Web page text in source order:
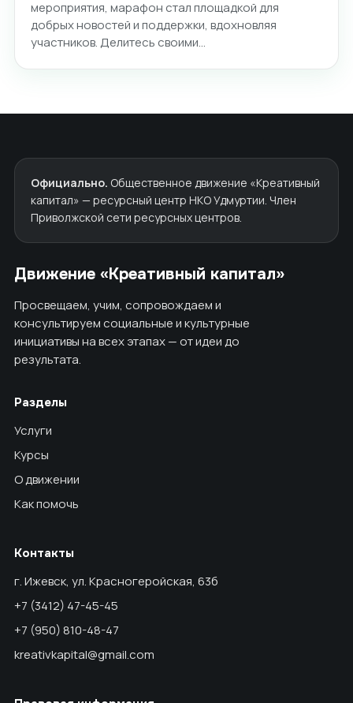
мероприятия, марафон стал площадкой для
добрых новостей и поддержки, вдохновляя
участников. Делитесь своими…
Официально. Общественное движение «Креативный
капитал» — ресурсный центр НКО Удмуртии. Член
Приволжской сети ресурсных центров.
Движение «Креативный капитал»
Просвещаем, учим, сопровождаем и
консультируем социальные и культурные
инициативы на всех этапах — от идеи до
результата.
Разделы
Услуги
Курсы
О движении
Как помочь
Контакты
г. Ижевск, ул. Красногеройская, 63б
+7 (3412) 47-45-45
+7 (950) 810-48-47
kreativkapital@gmail.com